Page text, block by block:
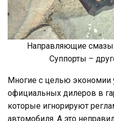
Направляющие
Суппорты –
Многие с целью экономии
официальных дилеров в
которые игнорируют
автомобиля. А это